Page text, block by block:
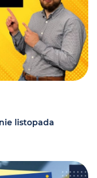
listopada